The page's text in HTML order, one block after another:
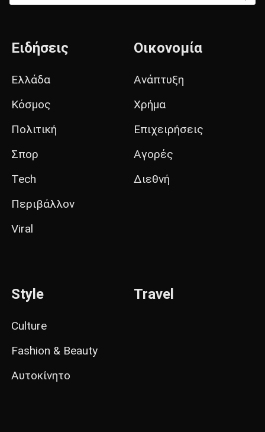
Ειδήσεις
Ελλάδα
Κόσμος
Πολιτική
Σπορ
Tech
Περιβάλλον
Viral
Οικονομία
Ανάπτυξη
Χρήμα
Επιχειρήσεις
Αγορές
Διεθνή
Style
Culture
Fashion & Beauty
Αυτοκίνητο
Travel